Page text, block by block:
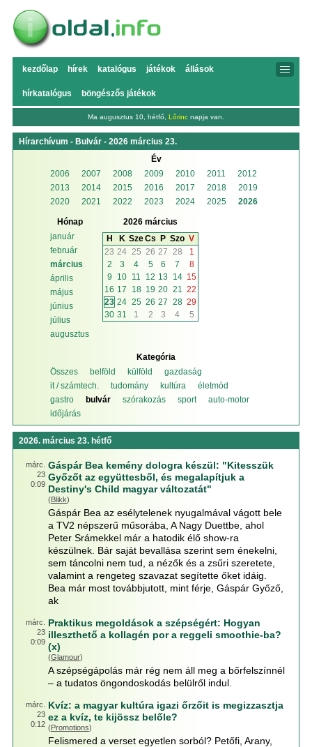
kezdőlap hírek katalógus játékok állások
hírkatalógus böngészős játékok
Ma augusztus 10, hétfő, Lőrinc napja van.
Hírarchívum - Bulvár - 2026 március 23.
Év
2006
2007 2008 2009 2010 2011
2012
2013
2014 2015 2016 2017 2018
2019
2020
2021 2022 2023 2024 2025 2026
Hónap
január
február
március
április
május
június
július
augusztus
2026 március
H
K SzeCs P Szo V
23 24 25 26 27 28
1
2
3 4 5 6 7
8
9
10 11 12 13 14 15
16 17 18 19 20 21
22
23 24 25 26 27 28 29
30 31 1 2 3 4 5
Kategória
Összes
belföld külföld
gazdaság
it / számtech.
tudomány kultúra
életmód
gastro
bulvár szórakozás sport
auto-motor
időjárás
2026. március 23. hétfő
márc.
23
0:09
Gáspár Bea kemény dologra készül: "Kitesszük
Győzőt az együttesből, és megalapítjuk a
Destiny's Child magyar változatát"
(Blikk)
Gáspár Bea az esélytelenek nyugalmával vágott bele
a TV2 népszerű műsorába, A Nagy Duettbe, ahol
Peter Srámekkel már a hatodik élő show-ra
készülnek. Bár saját bevallása szerint sem énekelni,
sem táncolni nem tud, a nézők és a zsűri szeretete,
valamint a rengeteg szavazat segítette őket idáig.
Bea már most továbbjutott, mint férje, Gáspár Győző,
ak
márc.
23
0:09
Praktikus megoldások a szépségért: Hogyan
illeszthető a kollagén por a reggeli smoothie-ba?
(x)
(Glamour)
A szépségápolás már rég nem áll meg a bőrfelszínnél
– a tudatos öngondoskodás belülről indul.
márc.
23
0:12
Kvíz: a magyar kultúra igazi őrzőit is megizzasztja
ez a kvíz, te kijössz belőle?
(Promotions)
Felismered a verset egyetlen sorból? Petőfi, Arany,